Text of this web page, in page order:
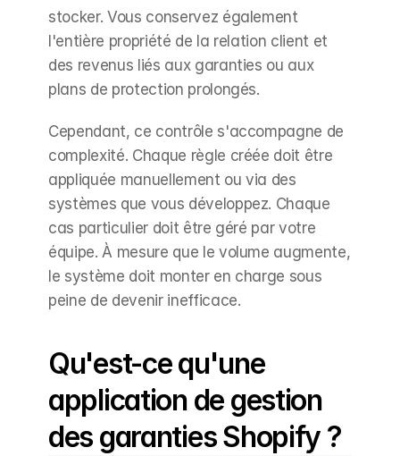
stocker. Vous conservez également
l'entière propriété de la relation client et
des revenus liés aux garanties ou aux
plans de protection prolongés.
Cependant, ce contrôle s'accompagne de
complexité. Chaque règle créée doit être
appliquée manuellement ou via des
systèmes que vous développez. Chaque
cas particulier doit être géré par votre
équipe. À mesure que le volume augmente,
le système doit monter en charge sous
peine de devenir inefficace.
Qu'est-ce qu'une
application de gestion
des garanties Shopify ?